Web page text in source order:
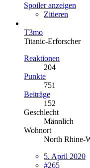
Spoiler anzeigen
Zitieren
T3mo
Titanic-Erforscher
Reaktionen
204
Punkte
751
Beiträge
152
Geschlecht
Männlich
Wohnort
North Rhine-
5. April 2020
#265